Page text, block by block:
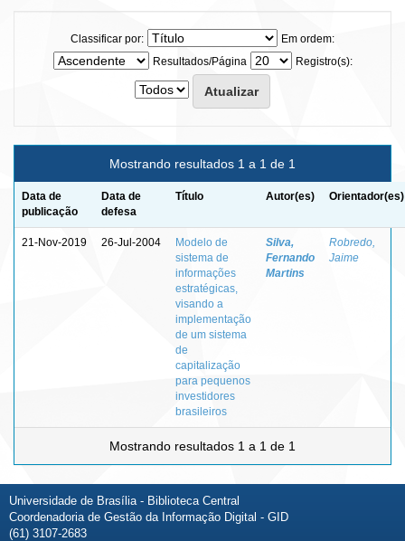
Classificar por:
Em ordem:
Resultados/Página
Registro(s):
Mostrando resultados 1 a 1 de 1
Data de
publicação
Data de
defesa
Título Autor(es) Orientador(es)
21-Nov-2019 26-Jul-2004
Modelo de
sistema de
informações
estratégicas,
visando a
implementação
de um sistema
de
capitalização
para pequenos
investidores
brasileiros
Silva,
Fernando
Martins
Robredo,
Jaime
Mostrando resultados 1 a 1 de 1
Universidade de Brasília - Biblioteca Central
Coordenadoria de Gestão da Informação Digital - GID
(61) 3107-2683